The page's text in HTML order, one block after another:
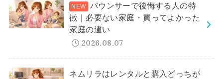
バウンサーで後悔する人の特
徴｜必要ない家庭・買ってよかった
家庭の違い
2026.08.07
ネムリラはレンタルと購入どっちが